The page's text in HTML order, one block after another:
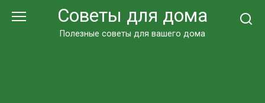
Советы для дома
Полезные советы для вашего дома